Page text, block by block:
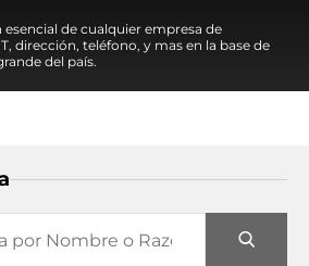
esencial de cualquier empresa de
dirección, teléfono, y mas en la base de
del país.